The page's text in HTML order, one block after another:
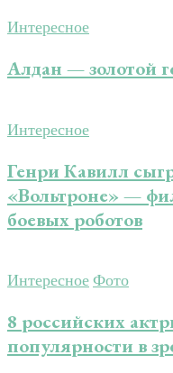
Интересное
Алдан — золотой
Интересное
Генри Кавилл
«Вольтроне» —
боевых роботов
ИнтересноеФото
8 российских
популярности в